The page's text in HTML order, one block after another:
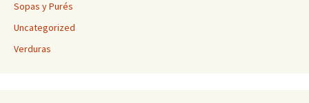
Sopas y Purés
Uncategorized
Verduras